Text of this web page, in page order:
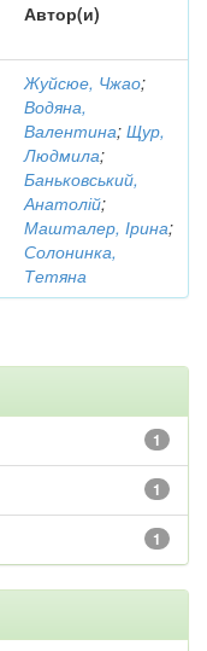
Автор(и)
Жуйсюе, Чжао;
Водяна,
Валентина; Щур,
Людмила;
Баньковський,
Анатолій;
Машталер, Ірина;
Солонинка,
Тетяна
1
1
1